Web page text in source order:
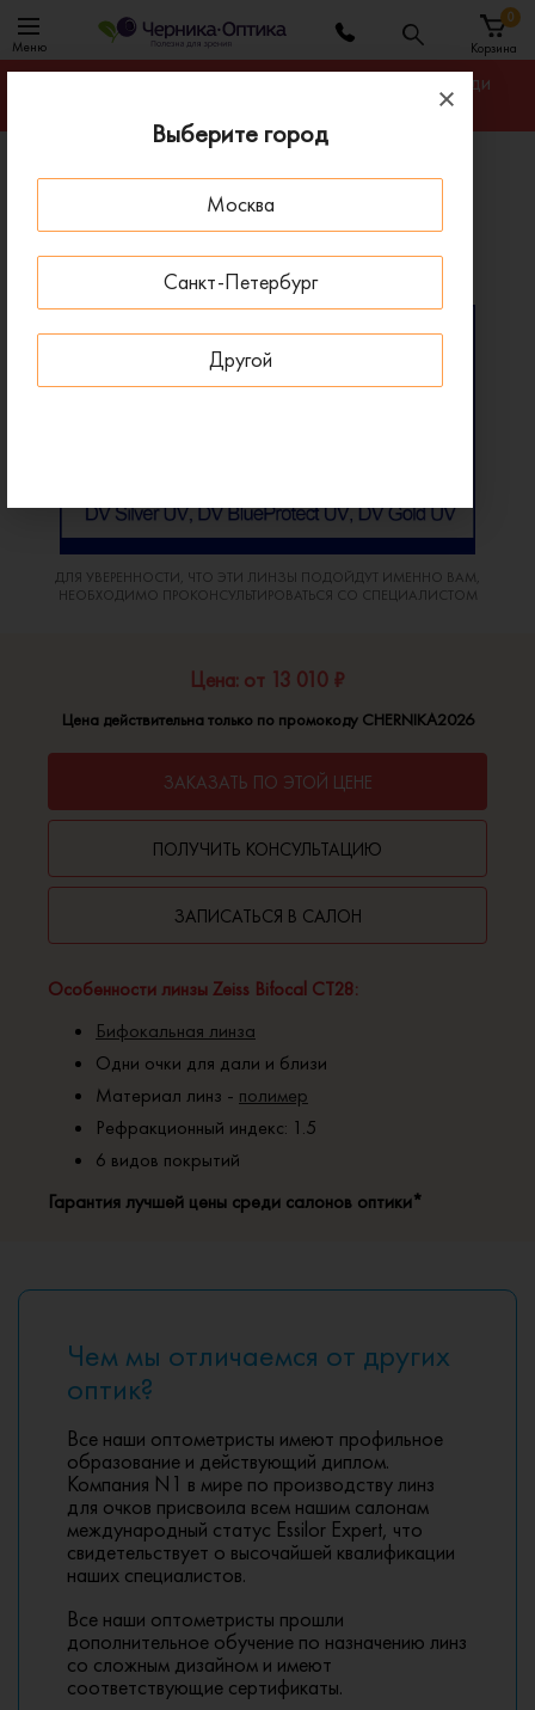
Выберите город
Москва
Санкт-Петербург
Другой
Меню Корзина
0
Гарантируем лучшую цену на линзы для очков среди
Главная
Линзы для очков
Линзы Zeiss Bifocal CT28 купить в Москве
Линзы Zeiss Bifocal CT28 купить в Москве
ДЛЯ УВЕРЕННОСТИ, ЧТО ЭТИ ЛИНЗЫ ПОДОЙДУТ ИМЕННО ВАМ,
НЕОБХОДИМО ПРОКОНСУЛЬТИРОВАТЬСЯ СО СПЕЦИАЛИСТОМ
Особенности линзы Zeiss Bifocal CT28:
Бифокальная линза
Одни очки для дали и близи
Материал линз - полимер
Рефракционный индекс: 1.5
6 видов покрытий
Гарантия лучшей цены среди салонов оптики*
Цена: от 13 010 ₽
Цена действительна только по промокоду CHERNIKA2026
ЗАКАЗАТЬ ПО ЭТОЙ ЦЕНЕ
ПОЛУЧИТЬ КОНСУЛЬТАЦИЮ
ЗАПИСАТЬСЯ В САЛОН
Чем мы отличаемся от других
оптик?
Все наши оптометристы имеют профильное
образование и действующий диплом.
Компания N1 в мире по производству линз
для очков присвоила всем нашим салонам
международный статус Essilor Expert, что
свидетельствует о высочайшей квалификации
наших специалистов.
Все наши оптометристы прошли
дополнительное обучение по назначению линз
со сложным дизайном и имеют
соответствующие сертификаты.